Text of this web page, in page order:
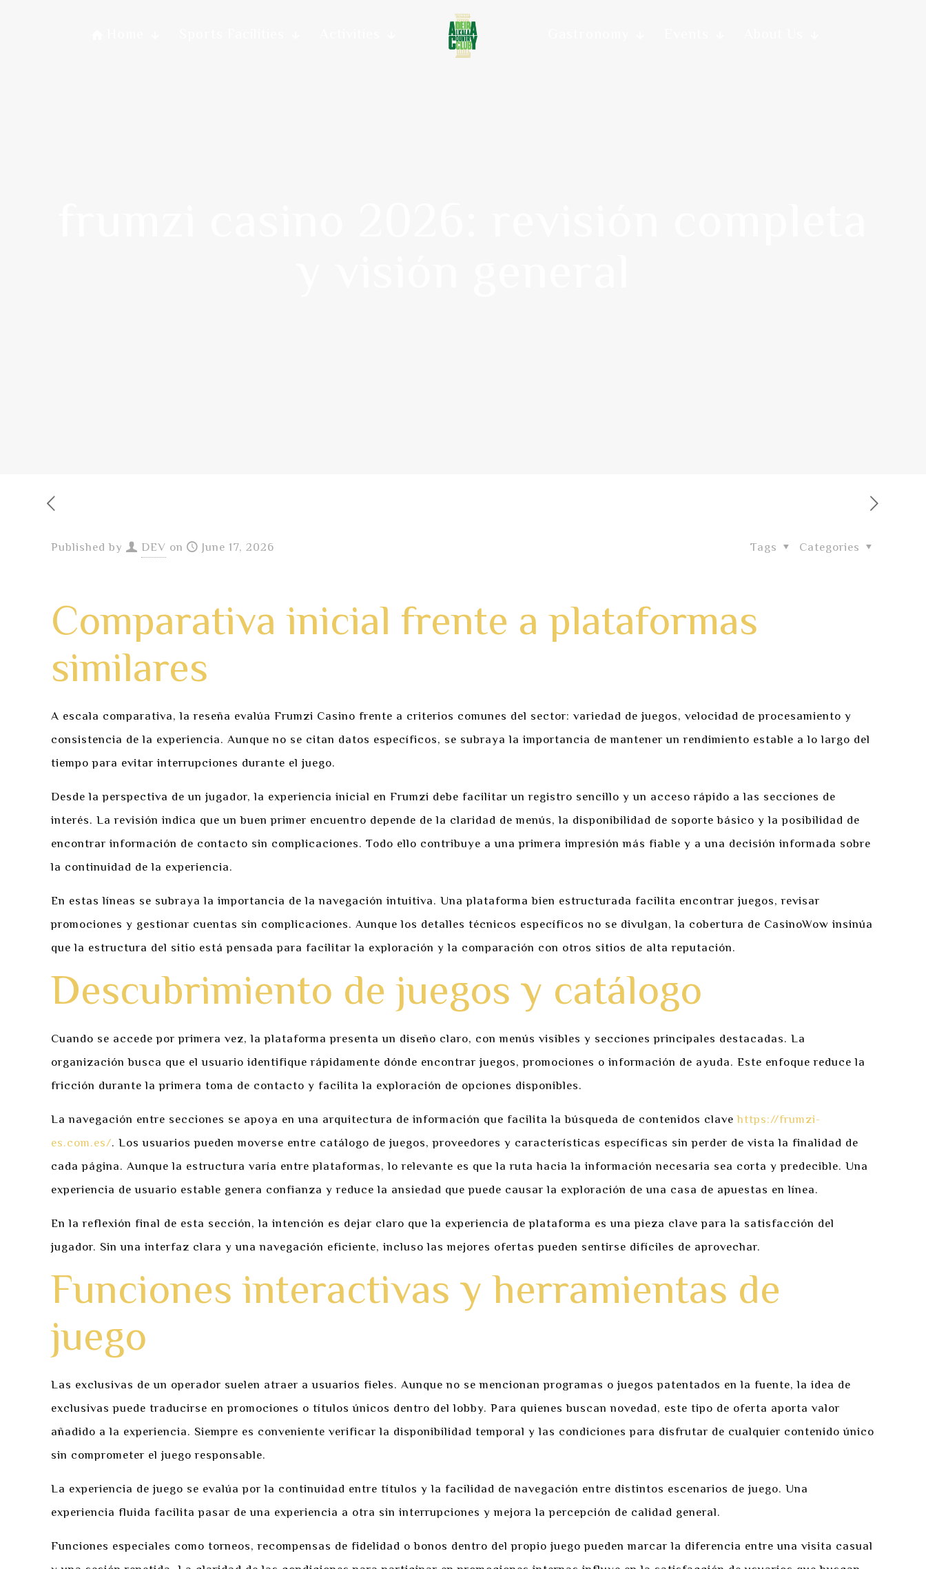
Published by DEV on June 17, 2026 Categories
Tags
Comparativa inicial frente a plataformas
similares
A escala comparativa, la reseña evalúa Frumzi Casino frente a criterios comunes del sector: variedad de juegos, velocidad de procesamiento y
consistencia de la experiencia. Aunque no se citan datos específicos, se subraya la importancia de mantener un rendimiento estable a lo largo del
tiempo para evitar interrupciones durante el juego.
Desde la perspectiva de un jugador, la experiencia inicial en Frumzi debe facilitar un registro sencillo y un acceso rápido a las secciones de
interés. La revisión indica que un buen primer encuentro depende de la claridad de menús, la disponibilidad de soporte básico y la posibilidad de
encontrar información de contacto sin complicaciones. Todo ello contribuye a una primera impresión más fiable y a una decisión informada sobre
la continuidad de la experiencia.
En estas líneas se subraya la importancia de la navegación intuitiva. Una plataforma bien estructurada facilita encontrar juegos, revisar
promociones y gestionar cuentas sin complicaciones. Aunque los detalles técnicos específicos no se divulgan, la cobertura de CasinoWow insinúa
que la estructura del sitio está pensada para facilitar la exploración y la comparación con otros sitios de alta reputación.
Descubrimiento de juegos y catálogo
Cuando se accede por primera vez, la plataforma presenta un diseño claro, con menús visibles y secciones principales destacadas. La
organización busca que el usuario identifique rápidamente dónde encontrar juegos, promociones o información de ayuda. Este enfoque reduce la
fricción durante la primera toma de contacto y facilita la exploración de opciones disponibles.
La navegación entre secciones se apoya en una arquitectura de información que facilita la búsqueda de contenidos clavehttps://frumzi-
es.com.es/. Los usuarios pueden moverse entre catálogo de juegos, proveedores y características específicas sin perder de vista la finalidad de
cada página. Aunque la estructura varía entre plataformas, lo relevante es que la ruta hacia la información necesaria sea corta y predecible. Una
experiencia de usuario estable genera confianza y reduce la ansiedad que puede causar la exploración de una casa de apuestas en línea.
En la reflexión final de esta sección, la intención es dejar claro que la experiencia de plataforma es una pieza clave para la satisfacción del
jugador. Sin una interfaz clara y una navegación eficiente, incluso las mejores ofertas pueden sentirse difíciles de aprovechar.
Funciones interactivas y herramientas de
juego
Las exclusivas de un operador suelen atraer a usuarios fieles. Aunque no se mencionan programas o juegos patentados en la fuente, la idea de
exclusivas puede traducirse en promociones o títulos únicos dentro del lobby. Para quienes buscan novedad, este tipo de oferta aporta valor
añadido a la experiencia. Siempre es conveniente verificar la disponibilidad temporal y las condiciones para disfrutar de cualquier contenido único
sin comprometer el juego responsable.
La experiencia de juego se evalúa por la continuidad entre títulos y la facilidad de navegación entre distintos escenarios de juego. Una
experiencia fluida facilita pasar de una experiencia a otra sin interrupciones y mejora la percepción de calidad general.
Funciones especiales como torneos, recompensas de fidelidad o bonos dentro del propio juego pueden marcar la diferencia entre una visita casual